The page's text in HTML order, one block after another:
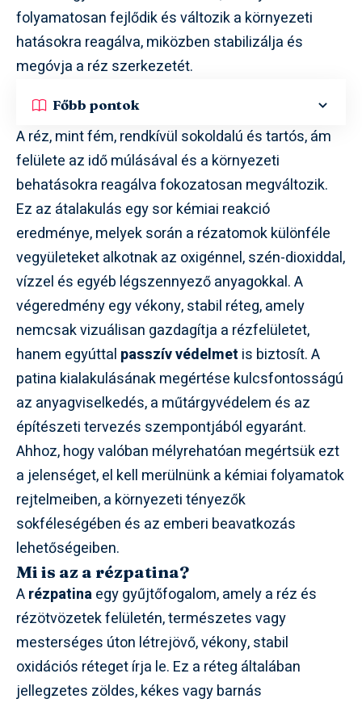
folyamatosan fejlődik és változik a környezeti
hatásokra reagálva, miközben stabilizálja és
megóvja a réz szerkezetét.
Főbb pontok
A réz, mint fém, rendkívül sokoldalú és tartós, ám
felülete az idő múlásával és a környezeti
behatásokra reagálva fokozatosan megváltozik.
Ez az átalakulás egy sor kémiai reakció
eredménye, melyek során a rézatomok különféle
vegyületeket alkotnak az oxigénnel, szén-dioxiddal,
vízzel és egyéb légszennyező anyagokkal. A
végeredmény egy vékony, stabil réteg, amely
nemcsak vizuálisan gazdagítja a rézfelületet,
hanem egyúttal passzív védelmet is biztosít. A
patina kialakulásának megértése kulcsfontosságú
az anyagviselkedés, a műtárgyvédelem és az
építészeti tervezés szempontjából egyaránt.
Ahhoz, hogy valóban mélyrehatóan megértsük ezt
a jelenséget, el kell merülnünk a kémiai folyamatok
rejtelmeiben, a környezeti tényezők
sokféleségében és az emberi beavatkozás
lehetőségeiben.
Mi is az a rézpatina?
Arézpatinaegy gyűjtőfogalom, amely a réz és
rézötvözetek felületén, természetes vagy
mesterséges úton létrejövő, vékony, stabil
oxidációs réteget írja le. Ez a réteg általában
jellegzetes zöldes, kékes vagy barnás